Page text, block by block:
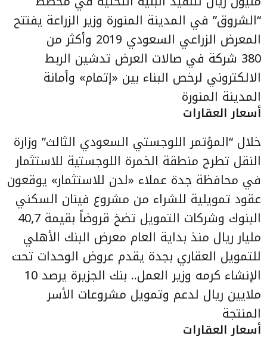
“الشروق” في المدينة المنورة وزير الزراعة يفتتح
المعرض الزراعي السعودي 2019 وأكثر من
380 شركة في صالات العرض
تدشين الربط
الالكتروني لرخص البناء بين «إتمام» وأمانة
المدينة المنورة
أسعار العقارات
خلال “المؤتمر اللوجستي السعودي الثالث” وزارة
النقل تطرح منطقة الخمرة اللوجستية للاستثمار
في محافظة جدة عملاء «لدن للاستثمار» يوقعون
عقود تمويلية للشراء من مشروع فينان السكني
البنوك وشركات التمويل تضخ قروضاً بقيمة 40,7
مليار ريال منذ بداية العام معرض البنك الأهلي
للتمويل العقاري بجدة يقدم عروض الوحدات تحت
الإنشاء
كرمه وزير العمل.. بنك الجزيرة يرصد 10
ملايين ريال لدعم وتمويل مشروعات الأسر
المنتجة
أسعار العقارات